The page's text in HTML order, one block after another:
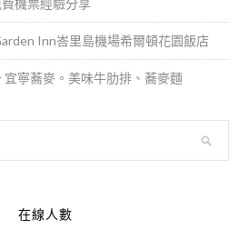
機票經驗分享
Inn峇里島機場希爾頓花園飯店
宜寧蕎麥。美味牛肋排、蕎麥麵
在線人數